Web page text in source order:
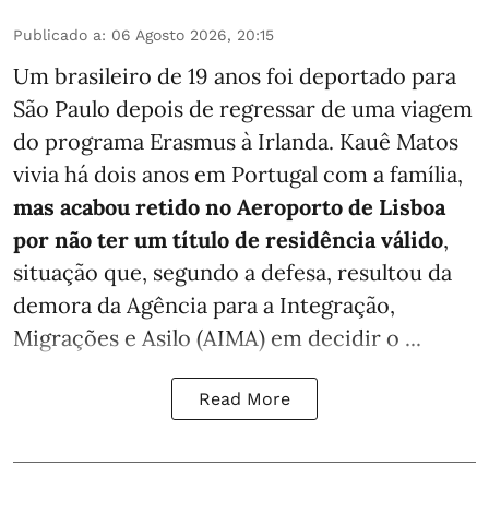
Publicado a: 06 Agosto 2026, 20:15
Um brasileiro de 19 anos foi deportado para
São Paulo depois de regressar de uma viagem
do programa Erasmus à Irlanda. Kauê Matos
vivia há dois anos em Portugal com a família,
mas acabou retido no Aeroporto de Lisboa
por não ter um título de residência válido,
situação que, segundo a defesa, resultou da
demora da Agência para a Integração,
Migrações e Asilo (AIMA) em decidir o ...
Read More